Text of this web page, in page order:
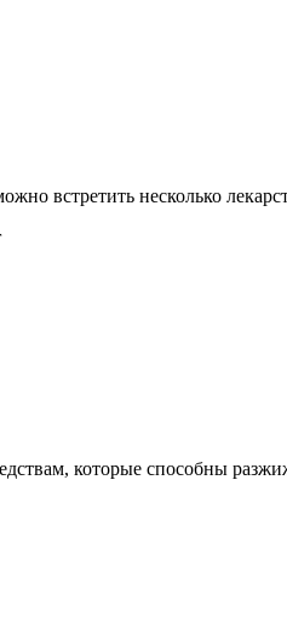
встретить несколько
которые способны